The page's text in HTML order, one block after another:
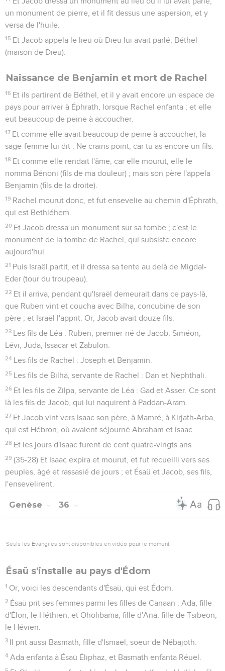
un monument de pierre, et il fit dessus une aspersion, et y
versa de l'huile.
15 Et Jacob appela le lieu où Dieu lui avait parlé, Béthel
(maison de Dieu).
Naissance de Benjamin et mort de Rachel
16 Et ils partirent de Béthel, et il y avait encore un espace de
pays pour arriver à Éphrath, lorsque Rachel enfanta ; et elle
eut beaucoup de peine à accoucher.
17 Et comme elle avait beaucoup de peine à accoucher, la
sage-femme lui dit : Ne crains point, car tu as encore un fils.
18 Et comme elle rendait l'âme, car elle mourut, elle le
nomma Bénoni (fils de ma douleur) ; mais son père l'appela
Benjamin (fils de la droite).
19 Rachel mourut donc, et fut ensevelie au chemin d'Éphrath,
qui est Bethléhem.
20 Et Jacob dressa un monument sur sa tombe ; c'est le
monument de la tombe de Rachel, qui subsiste encore
aujourd'hui.
21 Puis Israël partit, et il dressa sa tente au delà de Migdal-
Eder (tour du troupeau).
22 Et il arriva, pendant qu'Israël demeurait dans ce pays-là,
que Ruben vint et coucha avec Bilha, concubine de son
père ; et Israël l'apprit. Or, Jacob avait douze fils.
23 Les fils de Léa : Ruben, premier-né de Jacob, Siméon,
Lévi, Juda, Issacar et Zabulon.
24 Les fils de Rachel : Joseph et Benjamin.
25 Les fils de Bilha, servante de Rachel : Dan et Nephthali.
26 Et les fils de Zilpa, servante de Léa : Gad et Asser. Ce sont
là les fils de Jacob, qui lui naquirent à Paddan-Aram.
27 Et Jacob vint vers Isaac son père, à Mamré, à Kirjath-Arba,
qui est Hébron, où avaient séjourné Abraham et Isaac.
28 Et les jours d'Isaac furent de cent quatre-vingts ans.
29 (35-28) Et Isaac expira et mourut, et fut recueilli vers ses
peuples, âgé et rassasié de jours ; et Ésaü et Jacob, ses fils,
l'ensevelirent.
Genèse 36
Seuls les Évangiles sont disponibles en vidéo pour le moment.
Ésaü s'installe au pays d'Édom
1 Or, voici les descendants d'Ésaü, qui est Édom.
2 Ésaü prit ses femmes parmi les filles de Canaan : Ada, fille
d'Élon, le Héthien, et Oholibama, fille d'Ana, fille de Tsibeon,
le Hévien.
3 Il prit aussi Basmath, fille d'Ismaël, soeur de Nébajoth.
4 Ada enfanta à Ésaü Éliphaz, et Basmath enfanta Réuël.